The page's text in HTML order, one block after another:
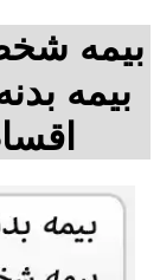
بیمه
بیمه